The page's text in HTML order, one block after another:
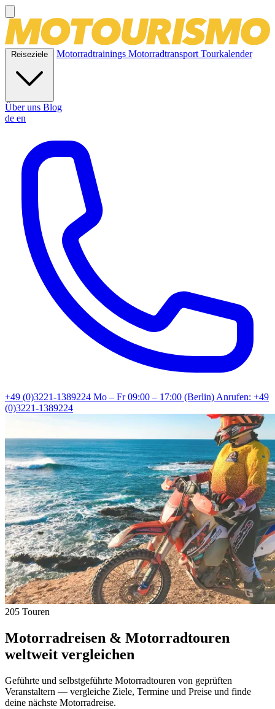
Reiseziele Motorradtrainings MotorradtransportTourkalender
Über uns Blog
de en
+49 (0)3221-1389224 Mo – Fr 09:00 – 17:00 (Berlin)Anrufen: +49
(0)3221-1389224
205 Touren
Motorradreisen & Motorradtouren
weltweit vergleichen
Geführte und selbstgeführte Motorradtouren von geprüften
Veranstaltern — vergleiche Ziele, Termine und Preise und finde
deine nächste Motorradreise.